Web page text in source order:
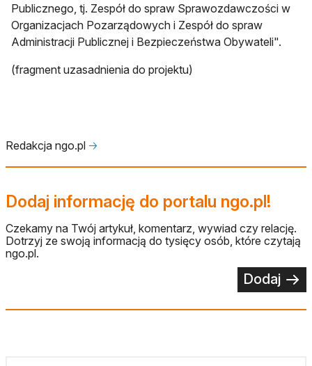
Publicznego, tj. Zespół do spraw Sprawozdawczości w
Organizacjach Pozarządowych i Zespół do spraw
Administracji Publicznej i Bezpieczeństwa Obywateli".
(fragment uzasadnienia do projektu)
Redakcja ngo.pl 🡢
Dodaj informację do portalu ngo.pl!
Czekamy na Twój artykuł, komentarz, wywiad czy relację.
Dotrzyj ze swoją informacją do tysięcy osób, które czytają
ngo.pl.
Dodaj